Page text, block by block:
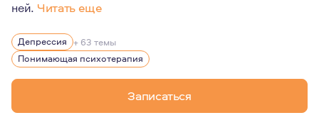
ней. Читать еще
В своей работе я соединяю глубину понимающей
Верю, что у каждого есть своя, уникальная
С уважением и бережностью отношусь к вашему
Депрессия + 63 темы
Понимающая психотерапия
Записаться